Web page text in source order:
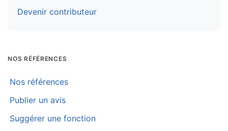
Devenir contributeur
NOS RÉFÉRENCES
Nos références
Publier un avis
Suggérer une fonction